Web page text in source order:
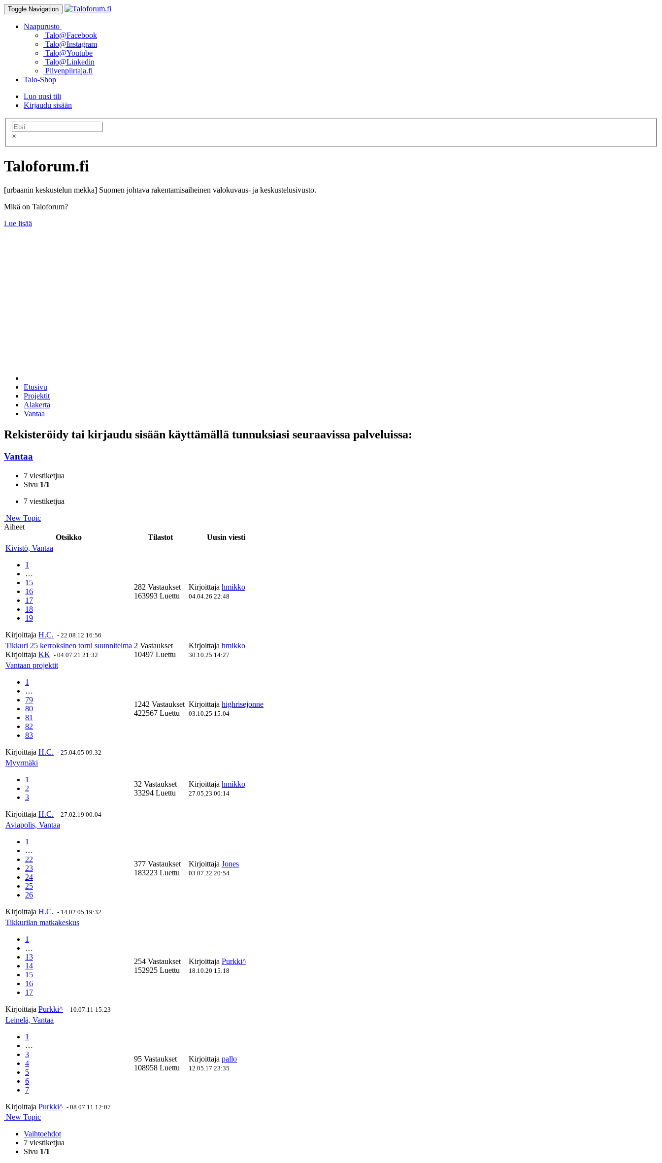
Toggle Navigation
Naapurusto
Talo@Facebook
Talo@Instagram
Talo@Youtube
Talo@Linkedin
Pilvenpiirtaja.fi
Talo-Shop
Luo uusi tili
Kirjaudu sisään
×
Taloforum.fi
[urbaanin keskustelun mekka] Suomen johtava rakentamisaiheinen valokuvaus- ja keskustelusivusto.
Mikä on Taloforum?
Lue lisää
Etusivu
Projektit
Alakerta
Vantaa
Rekisteröidy tai kirjaudu sisään käyttämällä tunnuksiasi seuraavissa palveluissa:
Vantaa
7 viestiketjua
Sivu 1/1
7 viestiketjua
New Topic
Aiheet
Otsikko
Tilastot
Uusin viesti
Kivistö, Vantaa
1
…
15
16
17
18
19
Kirjoittaja H.C. - 22.08.12 16:56
282 Vastaukset
163993 Luettu
Kirjoittaja hmikko
04.04.26 22:48
Tikkuri 25 kerroksinen torni suunnitelma
Kirjoittaja KK - 04.07.21 21:32
2 Vastaukset
10497 Luettu
Kirjoittaja hmikko
30.10.25 14:27
Vantaan projektit
1
…
79
80
81
82
83
Kirjoittaja H.C. - 25.04.05 09:32
1242 Vastaukset
422567 Luettu
Kirjoittaja highrisejonne
03.10.25 15:04
Myyrmäki
1
2
3
Kirjoittaja H.C. - 27.02.19 00:04
32 Vastaukset
33294 Luettu
Kirjoittaja hmikko
27.05.23 00:14
Aviapolis, Vantaa
1
…
22
23
24
25
26
Kirjoittaja H.C. - 14.02.05 19:32
377 Vastaukset
183223 Luettu
Kirjoittaja Jones
03.07.22 20:54
Tikkurilan matkakeskus
1
…
13
14
15
16
17
Kirjoittaja Purkki^ - 10.07.11 15:23
254 Vastaukset
152925 Luettu
Kirjoittaja Purkki^
18.10.20 15:18
Leinelä, Vantaa
1
…
3
4
5
6
7
Kirjoittaja Purkki^ - 08.07.11 12:07
95 Vastaukset
108958 Luettu
Kirjoittaja pallo
12.05.17 23:35
New Topic
Vaihtoehdot
7 viestiketjua
Sivu 1/1